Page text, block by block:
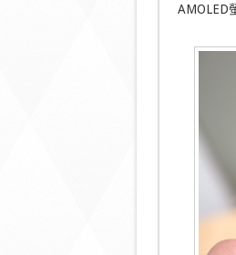
AMOLED